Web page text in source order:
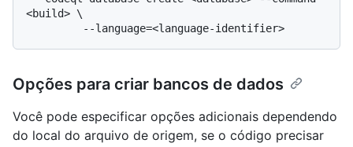
<build> \
Opções para criar bancos de dados
Você pode especificar opções adicionais dependendo
do local do arquivo de origem, se o código precisar